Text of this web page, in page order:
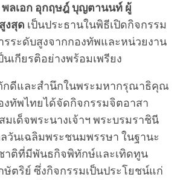
พลเอก อุกฤษฎ์ บุญตานนท์ ผู้
งสุด เป็นประธานในพิธีเปิดกิจกรรม
ระดับสูงจากกองทัพและหน่วยงาน
นเกียรติอย่างพร้อมเพรียง
กดีและสำนึกในพระมหากรุณาธิคุณ
ทัพไทยได้จัดกิจกรรมจิตอาสา
มเด็จพระนางเจ้าฯ พระบรมราชินี
วันเฉลิมพระชนมพรรษา ในฐานะ
าติที่มีพันธกิจพิทักษ์และเทิดทูน
ตริย์ ซึ่งกิจกรรมเป็นประโยชน์แก่